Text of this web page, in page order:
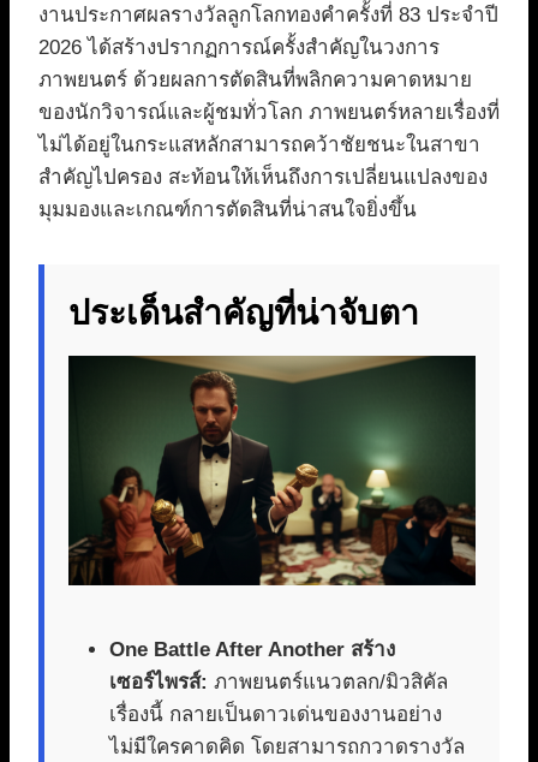
งานประกาศผลรางวัลลูกโลกทองคำครั้งที่ 83 ประจำปี
2026 ได้สร้างปรากฏการณ์ครั้งสำคัญในวงการ
ภาพยนตร์ ด้วยผลการตัดสินที่พลิกความคาดหมาย
ของนักวิจารณ์และผู้ชมทั่วโลก ภาพยนตร์หลายเรื่องที่
ไม่ได้อยู่ในกระแสหลักสามารถคว้าชัยชนะในสาขา
สำคัญไปครอง สะท้อนให้เห็นถึงการเปลี่ยนแปลงของ
มุมมองและเกณฑ์การตัดสินที่น่าสนใจยิ่งขึ้น
ประเด็นสำคัญที่น่าจับตา
One Battle After Another สร้าง
เซอร์ไพรส์: ภาพยนตร์แนวตลก/มิวสิคัล
เรื่องนี้ กลายเป็นดาวเด่นของงานอย่าง
ไม่มีใครคาดคิด โดยสามารถกวาดรางวัล